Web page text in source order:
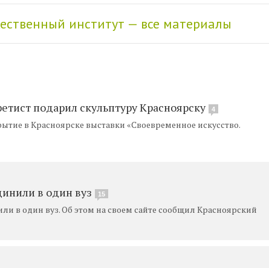
институт — все материалы
подарил скульптуру Красноярску 4
в Красноярске выставки «Своевременное искусство.
в один вуз 15
в один вуз. Об этом на своем сайте сообщил Красноярский